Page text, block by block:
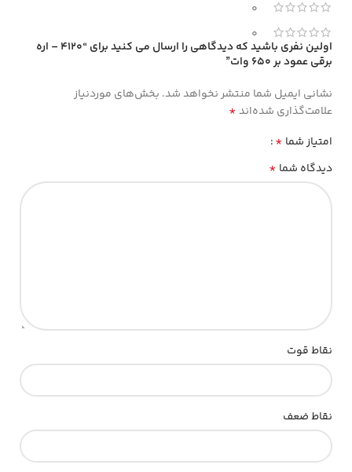
0
0
اولین نفری باشید که دیدگاهی را ارسال می کنید برای “4120 – اره
برقی عمود بر 650 وات”
نشانی ایمیل شما منتشر نخواهد شد. بخش‌های موردنیاز
علامت‌گذاری شده‌اند*
امتیاز شما *
دیدگاه شما *
نقاط قوت
نقاط ضعف